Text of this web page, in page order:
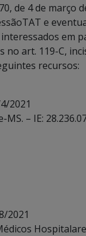
de 4 de março
e
em
art. 119-C,
recursos:
2021
– IE:
2021